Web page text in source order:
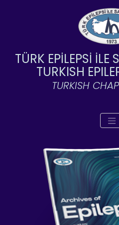
TÜRK EPİLEPSİ İLE
TURKISH
TURKISH